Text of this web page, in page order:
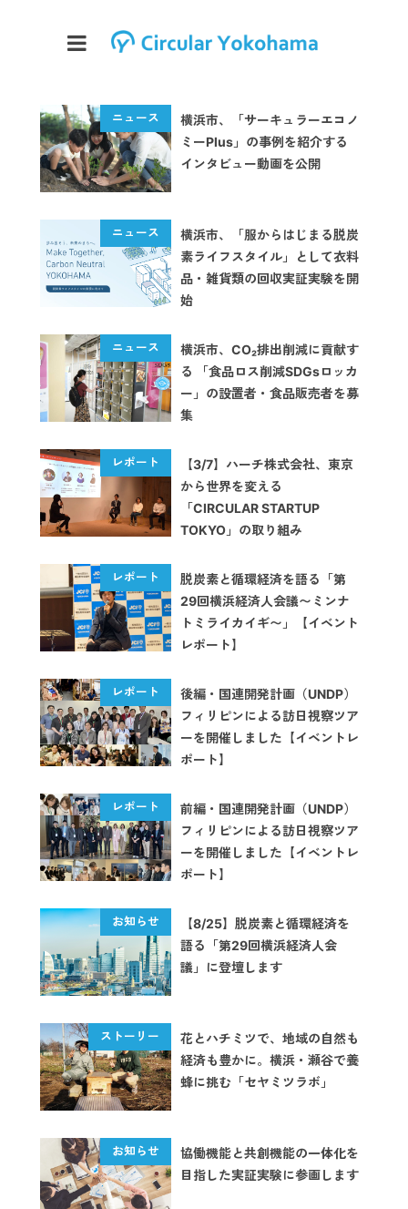
横浜市、「サーキュラーエコノ
ミーPlus」の事例を紹介する
インタビュー動画を公開
横浜市、「服からはじまる脱炭
素ライフスタイル」として衣料
品・雑貨類の回収実証実験を開
始
横浜市、CO₂排出削減に貢献す
る 「食品ロス削減SDGsロッカ
ー」の設置者・食品販売者を募
集
【3/7】ハーチ株式会社、東京
から世界を変える
「CIRCULAR STARTUP
TOKYO」の取り組み
脱炭素と循環経済を語る「第
29回横浜経済人会議〜ミンナ
トミライカイギ〜」【イベント
レポート】
後編・国連開発計画（UNDP）
フィリピンによる訪日視察ツア
ーを開催しました【イベントレ
ポート】
前編・国連開発計画（UNDP）
フィリピンによる訪日視察ツア
ーを開催しました【イベントレ
ポート】
【8/25】脱炭素と循環経済を
語る「第29回横浜経済人会
議」に登壇します
花とハチミツで、地域の自然も
経済も豊かに。横浜・瀬谷で養
蜂に挑む「セヤミツラボ」
協働機能と共創機能の一体化を
目指した実証実験に参画します